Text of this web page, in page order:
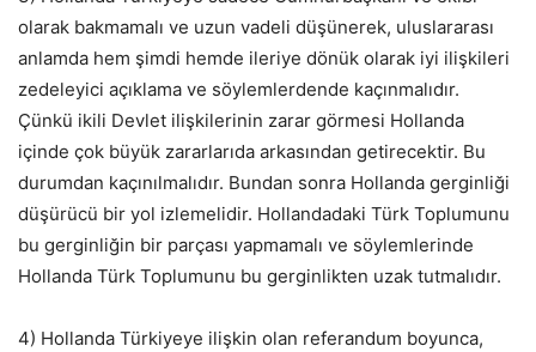
olarak bakmamalı ve uzun vadeli düşünerek, uluslararası
anlamda hem şimdi hemde ileriye dönük olarak iyi ilişkileri
zedeleyici açıklama ve söylemlerdende kaçınmalıdır.
Çünkü ikili Devlet ilişkilerinin zarar görmesi Hollanda
içinde çok büyük zararlarıda arkasından getirecektir. Bu
durumdan kaçınılmalıdır. Bundan sonra Hollanda gerginliği
düşürücü bir yol izlemelidir. Hollandadaki Türk Toplumunu
bu gerginliğin bir parçası yapmamalı ve söylemlerinde
Hollanda Türk Toplumunu bu gerginlikten uzak tutmalıdır.
4) Hollanda Türkiyeye ilişkin olan referandum boyunca,